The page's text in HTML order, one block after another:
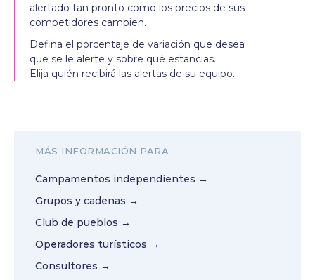
alertado tan pronto como los precios de sus
competidores cambien.
Defina el porcentaje de variación que desea
que se le alerte y sobre qué estancias.
Elija quién recibirá las alertas de su equipo.
MÁS INFORMACIÓN PARA
Campamentos independientes →
Grupos y cadenas →
Club de pueblos →
Operadores turísticos →
Consultores →